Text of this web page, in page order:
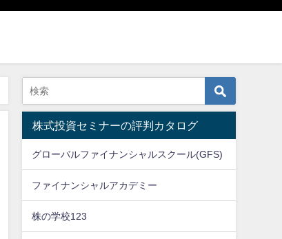
株式投資セミナーの評判カタログ
グローバルファイナンシャルスクール(GFS)
ファイナンシャルアカデミー
株の学校123